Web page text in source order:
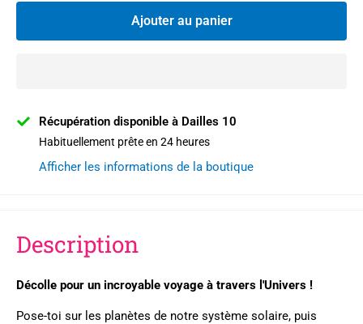
Ajouter au panier
Récupération disponible à Dailles 10
Habituellement prête en 24 heures
Afficher les informations de la boutique
Description
Décolle pour un incroyable voyage à travers l'Univers !
Pose-toi sur les planètes de notre système solaire, puis